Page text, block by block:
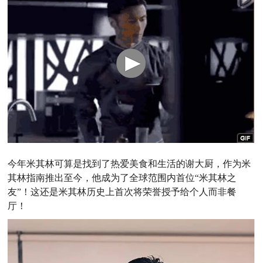
今年米其林可算是找到了热爱美食和生活的谢大厨，作为米
其林指南推出至今，他成为了全球范围内首位“米其林之
友”！这还是米其林历史上首次将荣誉授予给个人而非餐
厅！